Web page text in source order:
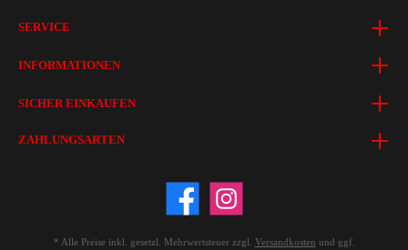
SERVICE
INFORMATIONEN
SICHER EINKAUFEN
ZAHLUNGSARTEN
* Alle Preise inkl. gesetzl. Mehrwertsteuer zzgl. Versandkosten und ggf.